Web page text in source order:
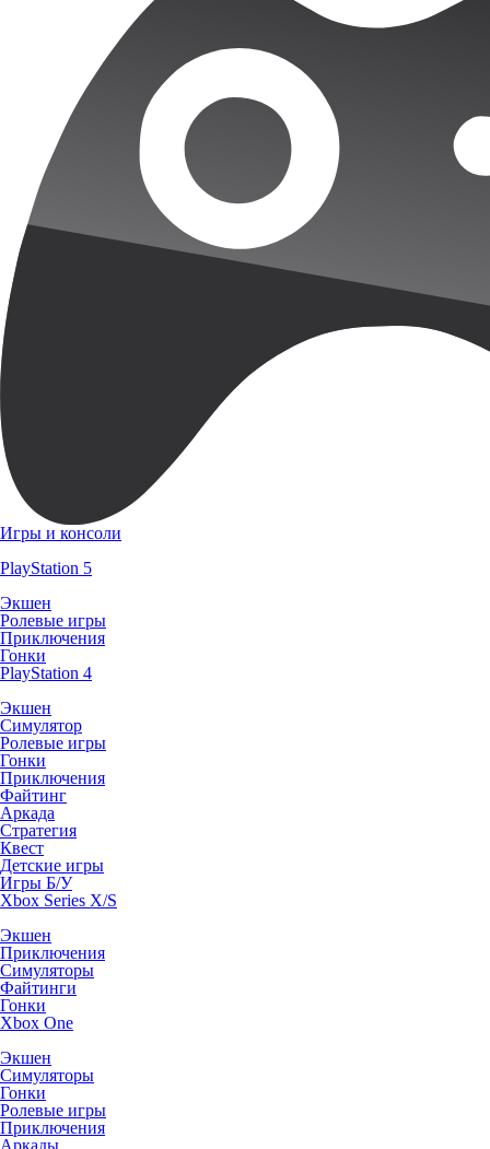
Игры и консоли
PlayStation 5
Экшен
Ролевые игры
Приключения
Гонки
PlayStation 4
Экшен
Симулятор
Ролевые игры
Гонки
Приключения
Файтинг
Аркада
Стратегия
Квест
Детские игры
Игры Б/У
Xbox Series X/S
Экшен
Приключения
Симуляторы
Файтинги
Гонки
Xbox One
Экшен
Симуляторы
Гонки
Ролевые игры
Приключения
Аркады